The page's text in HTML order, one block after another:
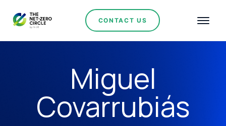
CONTACT US
Miguel
Covarrubiás